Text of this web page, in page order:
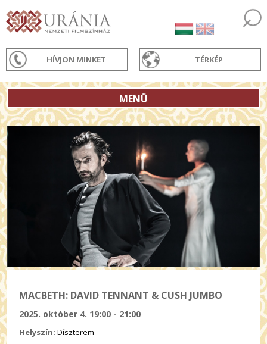
HÍVJON MINKET TÉRKÉP
MENÜ
MACBETH: DAVID TENNANT & CUSH JUMBO
2025. október 4. 19:00 - 21:00
Helyszín:Díszterem